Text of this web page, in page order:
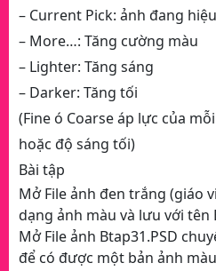
– Current Pick: ảnh đang
– More…: Tăng cường màu
– Lighter: Tăng sáng
– Darker: Tăng tối
(Fine ó Coarse áp lực của
hoặc độ sáng tối)
Bài tập
Mở File ảnh đen trắng (giáo
dạng ảnh màu và lưu với tên
Mở File ảnh Btap31.PSD
để có được một bản ảnh